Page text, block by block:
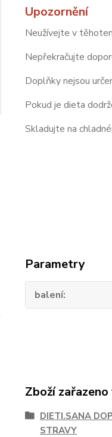
Upozornění
Neužívejte v
Nepřekračujte
Doplňky nejsou
Pokud je dieta
Skladujte na
Parametry
balení
Zboží
DIETI.SANA
STRAVY